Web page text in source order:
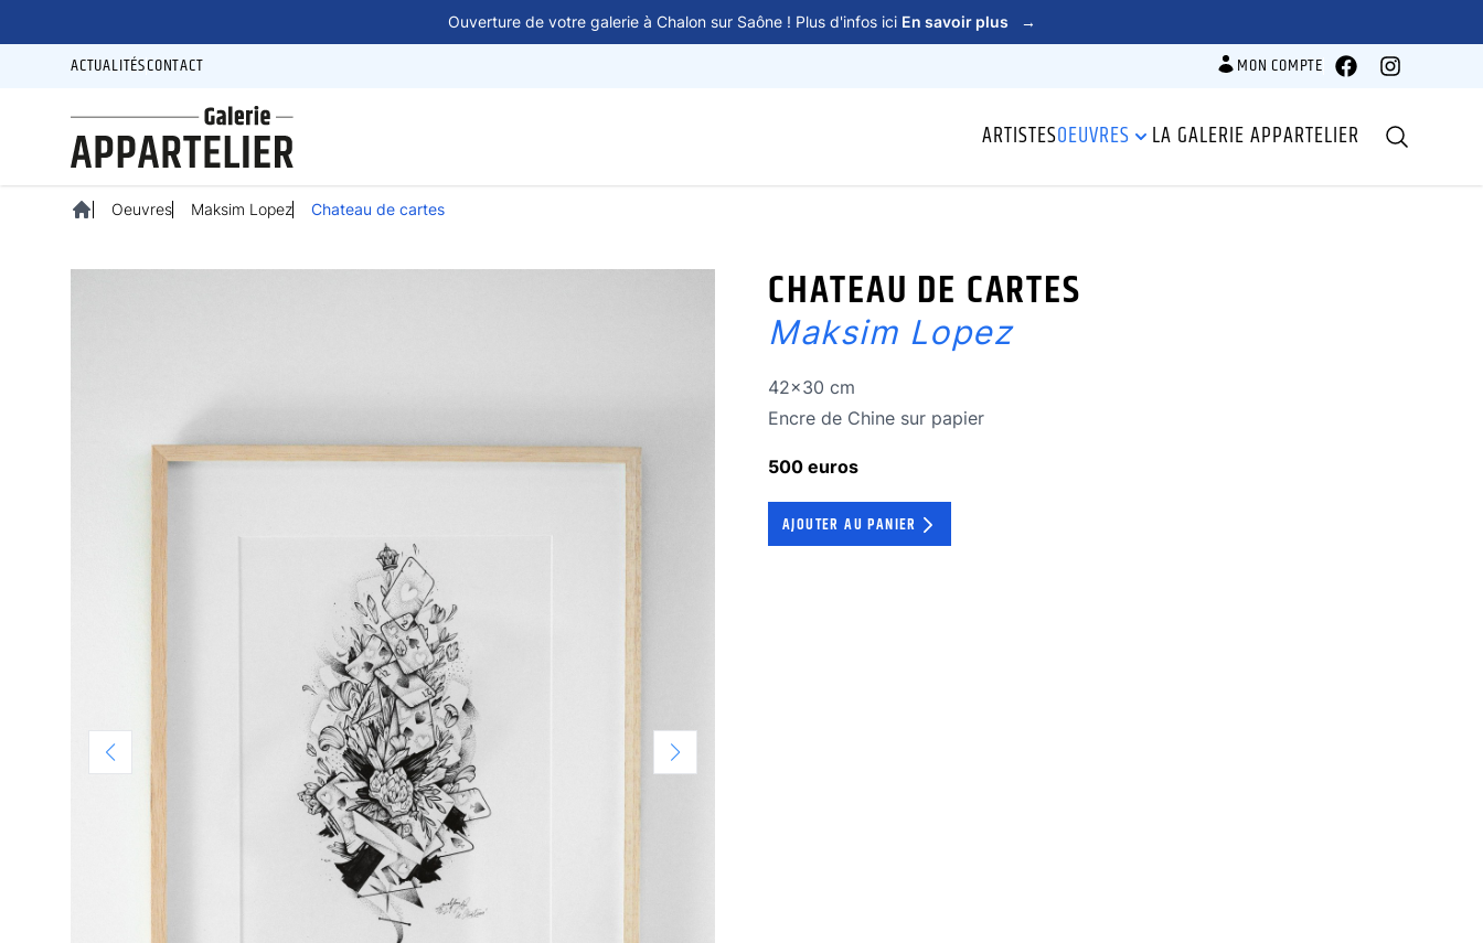
Ouverture de votre galerie à Chalon sur Saône ! Plus d'infos ici En savoir plus →
ACTUALITÉSCONTACT MON COMPTE FacebookInstagram
ARTISTESOEUVRES LA GALERIE APPARTELIER Recherche
Oeuvres Maksim Lopez Chateau de cartes
CHATEAU DE CARTES
Maksim Lopez
Dimensions
42x30 cm
Technique
Encre de Chine sur papier
500 euros
AJOUTER AU PANIER